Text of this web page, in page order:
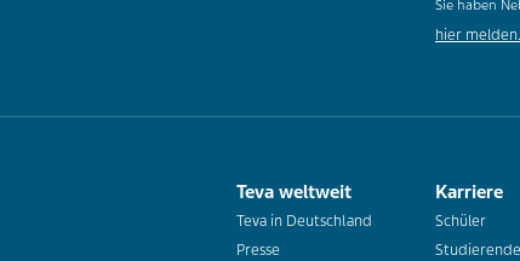
Sie haben
hier melden.
Teva weltweit
Teva in Deutschland
Presse
Karriere
Schüler
Studierende